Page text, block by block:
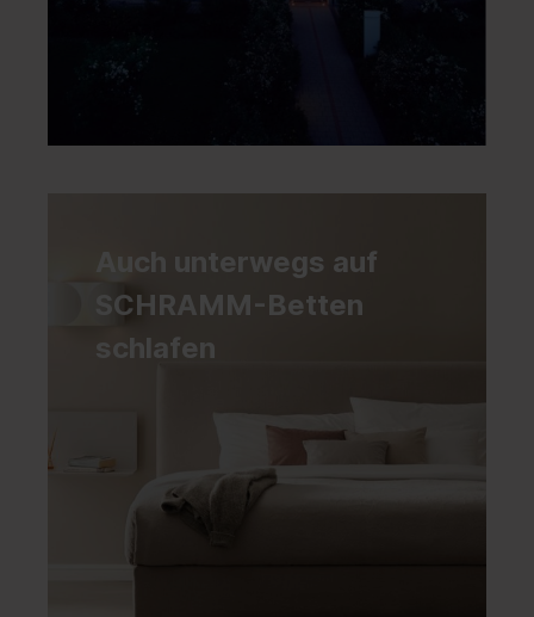
Auch unterwegs auf
SCHRAMM-Betten
schlafen